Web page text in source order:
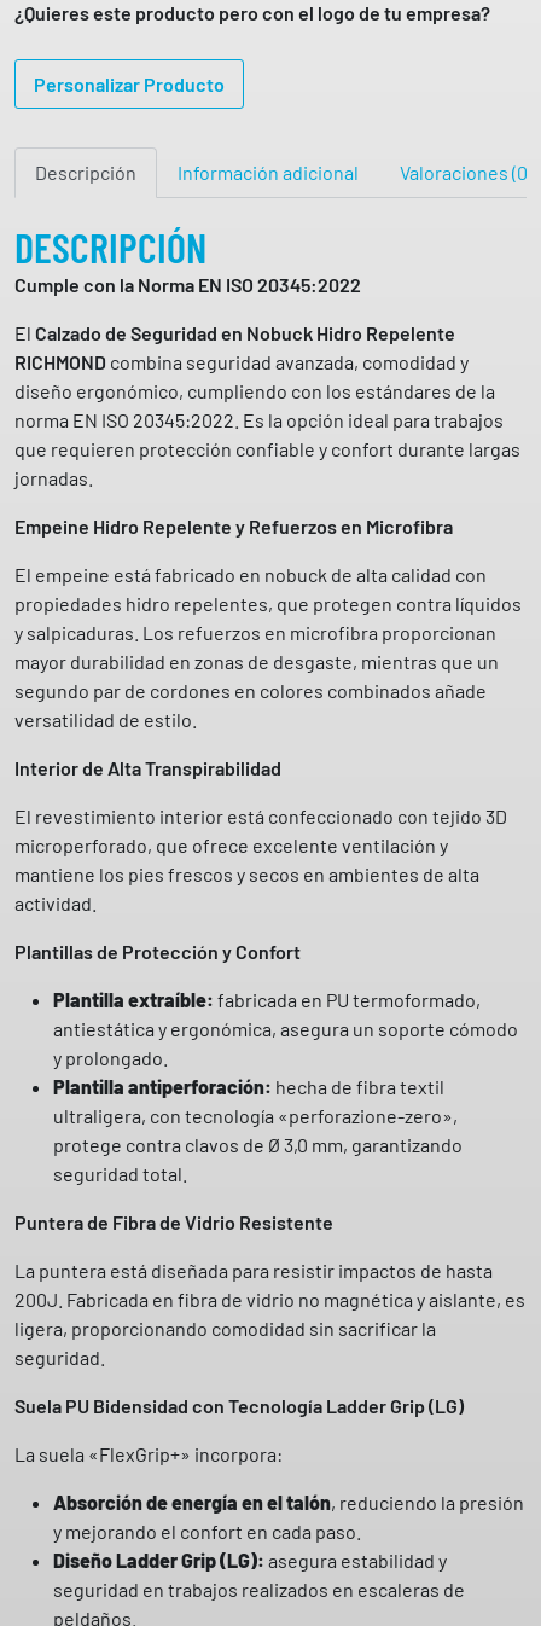
i
c
o
S
3
S
G
E
S
g
a
m
a
I
n
d
e
S
p
r
a
¿Quieres este producto pero con el logo de tu empresa?
Personalizar Producto
Descripción Información adicional Valoraciones (0)
DESCRIPCIÓN
Cumple con la Norma EN ISO 20345:2022
El Calzado de Seguridad en Nobuck Hidro Repelente
RICHMOND combina seguridad avanzada, comodidad y
diseño ergonómico, cumpliendo con los estándares de la
norma EN ISO 20345:2022. Es la opción ideal para trabajos
que requieren protección confiable y confort durante largas
jornadas.
Empeine Hidro Repelente y Refuerzos en Microfibra
El empeine está fabricado en nobuck de alta calidad con
propiedades hidro repelentes, que protegen contra líquidos
y salpicaduras. Los refuerzos en microfibra proporcionan
mayor durabilidad en zonas de desgaste, mientras que un
segundo par de cordones en colores combinados añade
versatilidad de estilo.
Interior de Alta Transpirabilidad
El revestimiento interior está confeccionado con tejido 3D
microperforado, que ofrece excelente ventilación y
mantiene los pies frescos y secos en ambientes de alta
actividad.
Plantillas de Protección y Confort
Plantilla extraíble: fabricada en PU termoformado,
antiestática y ergonómica, asegura un soporte cómodo
y prolongado.
Plantilla antiperforación: hecha de fibra textil
ultraligera, con tecnología «perforazione-zero»,
protege contra clavos de Ø 3,0 mm, garantizando
seguridad total.
Puntera de Fibra de Vidrio Resistente
La puntera está diseñada para resistir impactos de hasta
200J. Fabricada en fibra de vidrio no magnética y aislante, es
ligera, proporcionando comodidad sin sacrificar la
seguridad.
Suela PU Bidensidad con Tecnología Ladder Grip (LG)
La suela «FlexGrip+» incorpora:
Absorción de energía en el talón, reduciendo la presión
y mejorando el confort en cada paso.
Diseño Ladder Grip (LG): asegura estabilidad y
seguridad en trabajos realizados en escaleras de
peldaños.